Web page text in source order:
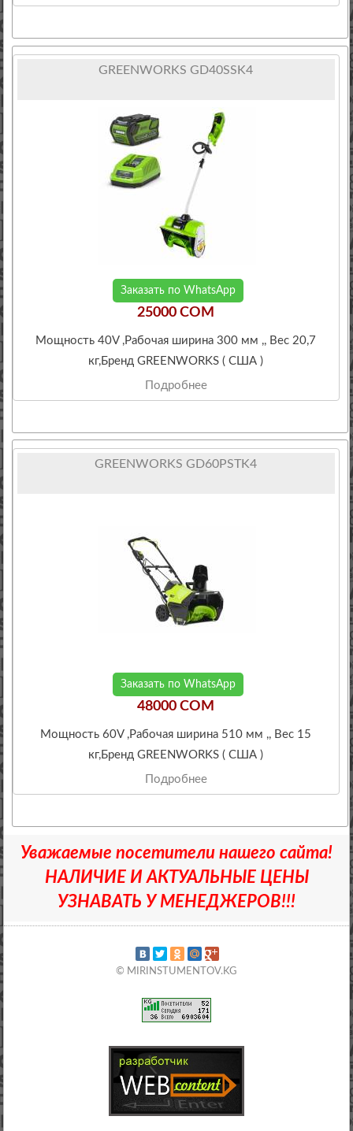
GREENWORKS GD40SSK4
Заказать по WhatsApp
25000 COM
Мощность 40V ,Рабочая ширина 300 мм ,, Вес 20,7
кг,Бренд GREENWORKS ( США )
Подробнее
GREENWORKS GD60PSTK4
Заказать по WhatsApp
48000 COM
Мощность 60V ,Рабочая ширина 510 мм ,, Вес 15
кг,Бренд GREENWORKS ( США )
Подробнее
Уважаемые посетители нашего сайта!
НАЛИЧИЕ И АКТУАЛЬНЫЕ ЦЕНЫ
УЗНАВАТЬ У МЕНЕДЖЕРОВ!!!
© MIRINSTUMENTOV.KG